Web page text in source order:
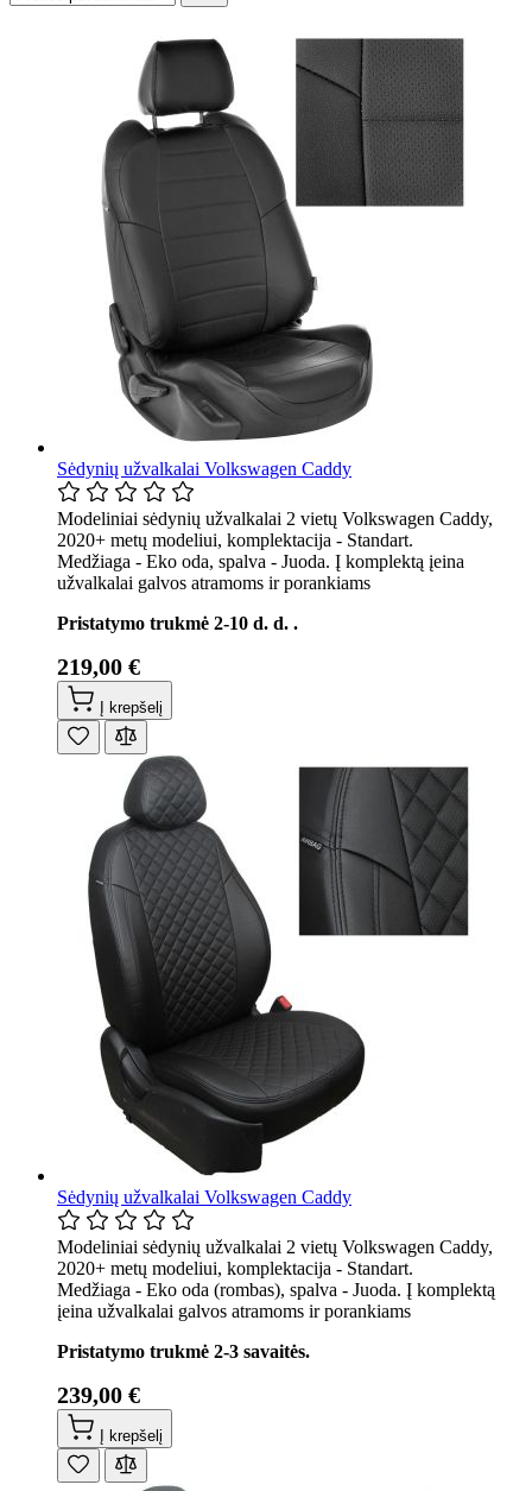
Sėdynių užvalkalai Volkswagen Caddy
Modeliniai sėdynių užvalkalai 2 vietų Volkswagen Caddy,
2020+ metų modeliui, komplektacija - Standart.
Medžiaga - Eko oda, spalva - Juoda. Į komplektą įeina
užvalkalai galvos atramoms ir porankiams
Pristatymo trukmė 2-10 d. d. .
219,00 €
Į krepšelį
Sėdynių užvalkalai Volkswagen Caddy
Modeliniai sėdynių užvalkalai 2 vietų Volkswagen Caddy,
2020+ metų modeliui, komplektacija - Standart.
Medžiaga - Eko oda (rombas), spalva - Juoda. Į komplektą
įeina užvalkalai galvos atramoms ir porankiams
Pristatymo trukmė 2-3 savaitės.
239,00 €
Į krepšelį